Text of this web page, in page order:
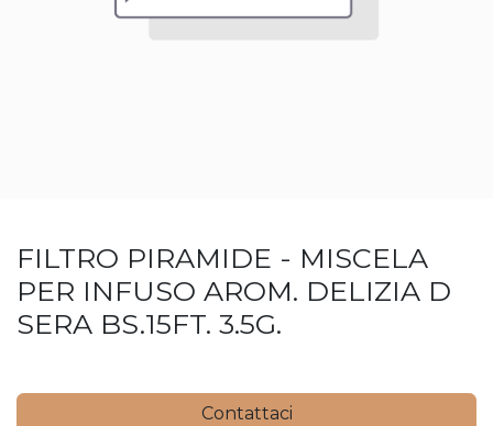
FILTRO PIRAMIDE - MISCELA
PER INFUSO AROM. DELIZIA D
SERA BS.15FT. 3.5G.
Contattaci